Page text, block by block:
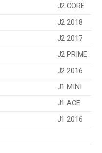
J2 CORE
J2 2018
J2 2017
J2 PRIME
J2 2016
J1 MINI
J1 ACE
J1 2016